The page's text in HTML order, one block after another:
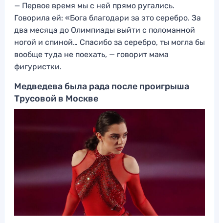
— Первое время мы с ней прямо ругались.
Говорила ей: «Бога благодари за это серебро. За
два месяца до Олимпиады выйти с поломанной
ногой и спиной… Спасибо за серебро, ты могла бы
вообще туда не поехать, — говорит мама
фигуристки.
Медведева была рада после проигрыша
Трусовой в Москве